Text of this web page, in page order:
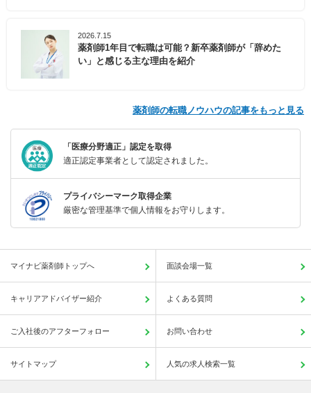
2026.7.15
薬剤師1年目で転職は可能？新卒薬剤師が「辞めた
い」と感じる主な理由を紹介
薬剤師の転職ノウハウの記事をもっと見る
「医療分野適正」認定を取得
適正認定事業者として認定されました。
プライバシーマーク取得企業
厳密な管理基準で個人情報をお守りします。
マイナビ薬剤師トップへ 面談会場一覧
キャリアアドバイザー紹介 よくある質問
ご入社後のアフターフォロー お問い合わせ
サイトマップ 人気の求人検索一覧